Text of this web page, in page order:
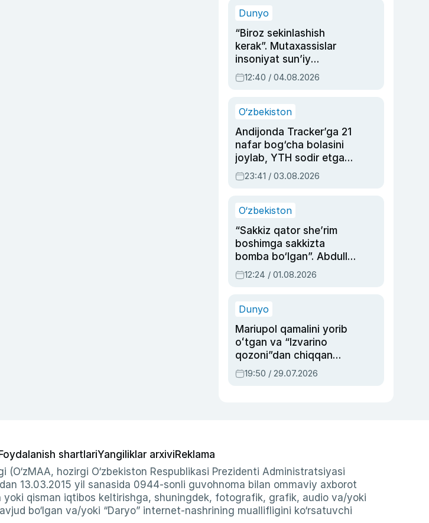
Dunyo
“Biroz sekinlashish
kerak”. Mutaxassislar
insoniyat sun’iy
intellektni boshqara
olmay qolishidan xavotir
12:40 / 04.08.2026
O‘zbekiston
Andijonda Tracker’ga 21
nafar bog‘cha bolasini
joylab, YTH sodir etgan
ayolga sud hukmi o‘qildi
23:41 / 03.08.2026
O‘zbekiston
“Sakkiz qator she’rim
boshimga sakkizta
bomba bo‘lgan”. Abdulla
Oripovni siyosiy
ayblovlardan asrab
12:24 / 01.08.2026
Dunyo
Mariupol qamalini yorib
oʻtgan va “Izvarino
qozoni”dan chiqqan
qahramon — Ukraina
armiyasi bosh
19:50 / 29.07.2026
Foydalanish shartlariYangiliklar arxiviReklama
hozirgi O‘zbekiston Respublikasi Prezidenti Administratsiyasi
13.03.2015 yil sanasida 0944-sonli guvohnoma bilan ommaviy axborot
yoki qisman iqtibos keltirishga, shuningdek, fotografik, grafik, audio va/yoki
bo‘lgan va/yoki “Daryo” internet-nashrining muallifligini ko‘rsatuvchi